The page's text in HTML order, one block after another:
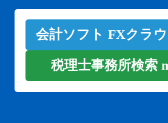
会計ソフト FXクラ
税理士事務所検索